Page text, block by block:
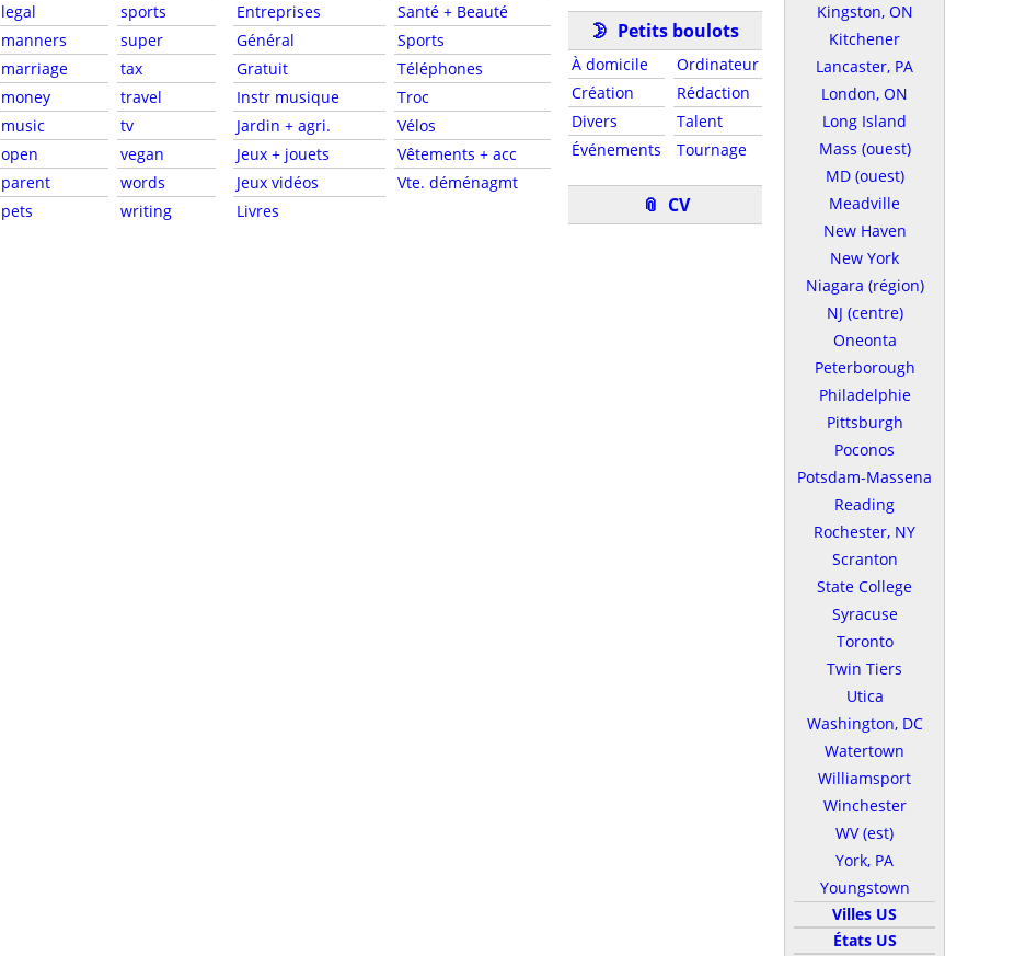
legal
manners
marriage
money
music
open
parent
pets
sports
super
tax
travel
tv
vegan
words
writing
Entreprises
Général
Gratuit
Instr musique
Jardin + agri.
Jeux + jouets
Jeux vidéos
Livres
Santé + Beauté
Sports
Téléphones
Troc
Vélos
Vêtements + acc
Vte. déménagmt
🌛 Petits boulots
À domicile
Création
Divers
Événements
Ordinateur
Rédaction
Talent
Tournage
📎 CV
Kingston, ON
Kitchener
Lancaster, PA
London, ON
Long Island
Mass (ouest)
MD (ouest)
Meadville
New Haven
New York
Niagara (région)
NJ (centre)
Oneonta
Peterborough
Philadelphie
Pittsburgh
Poconos
Potsdam-Massena
Reading
Rochester, NY
Scranton
State College
Syracuse
Toronto
Twin Tiers
Utica
Washington, DC
Watertown
Williamsport
Winchester
WV (est)
York, PA
Youngstown
Villes US
États US